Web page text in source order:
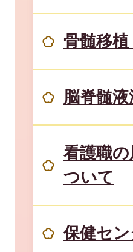
骨髄移
脳脊髄
看護職
ついて
保健セ